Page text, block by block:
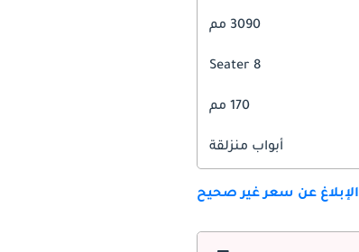
3090 مم
8 Seater
170 مم
أبواب منزلقة
الإبلاغ عن سعر غير صحيح